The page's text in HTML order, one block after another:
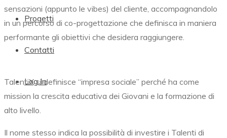
Progetti
Contatti
Log In
sensazioni (appunto le vibes) del cliente, accompagnandolo
in un percorso di co-progettazione che definisca in maniera
performante gli obiettivi che desidera raggiungere.
TalentiX si definisce “impresa sociale” perché ha come
mission la crescita educativa dei Giovani e la formazione di
alto livello.
Il nome stesso indica la possibilità di investire i Talenti di